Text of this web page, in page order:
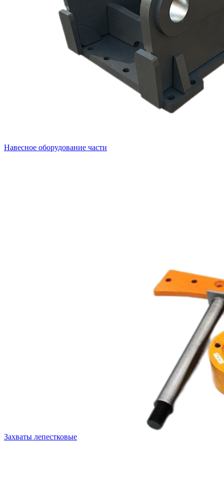
Навесное оборудование части
Захваты лепестковые